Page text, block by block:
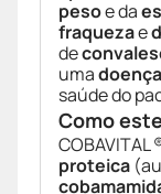
pesoe da
fraquezae
de
umadoença
saúde do
Como
COBAVITAL
proteica